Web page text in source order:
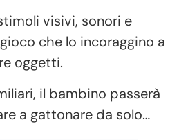
visivi, sonori e
che lo incoraggino a
oggetti.
il bambino passerà
a gattonare da solo…